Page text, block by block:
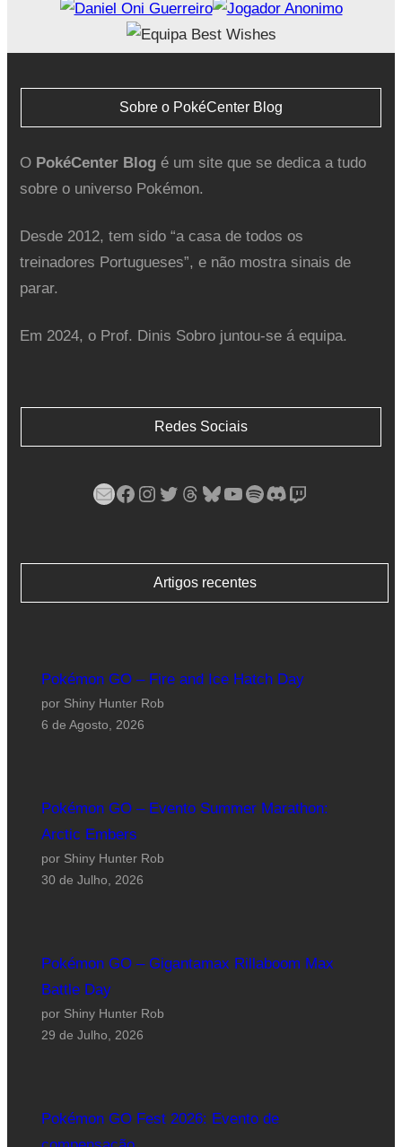
Sobre o PokéCenter Blog
O PokéCenter Blogé um site que se dedica a tudo
sobre o universo Pokémon.
Desde 2012, tem sido “a casa de todos os
treinadores Portugueses”, e não mostra sinais de
parar.
Em 2024, o Prof. Dinis Sobro juntou-se á equipa.
Redes Sociais
Mail Facebook Instagram Twitter Threads Bluesky YouTube Spotify Discord Twitch
Artigos recentes
Pokémon GO – Fire and Ice Hatch Day
por Shiny Hunter Rob
6 de Agosto, 2026
Pokémon GO – Evento Summer Marathon:
Arctic Embers
por Shiny Hunter Rob
30 de Julho, 2026
Pokémon GO – Gigantamax Rillaboom Max
Battle Day
por Shiny Hunter Rob
29 de Julho, 2026
Pokémon GO Fest 2026: Evento de